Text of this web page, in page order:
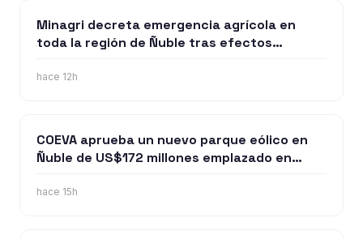
Minagri decreta emergencia agrícola en
toda la región de Ñuble tras efectos
hace 12h
COEVA aprueba un nuevo parque eólico en
Ñuble de US$172 millones emplazado en
hace 15h